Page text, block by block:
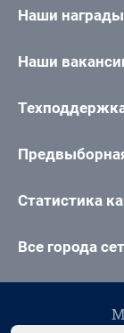
Наши награды
Наши
Статистика
Все города